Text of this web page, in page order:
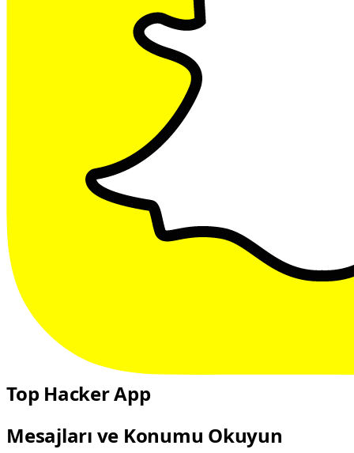
Top Hacker App
Mesajları ve Konumu Okuyun